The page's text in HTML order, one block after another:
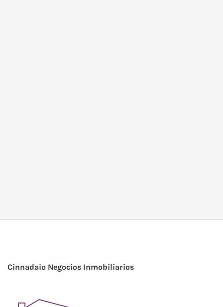
Cinnadaio Negocios Inmobiliarios